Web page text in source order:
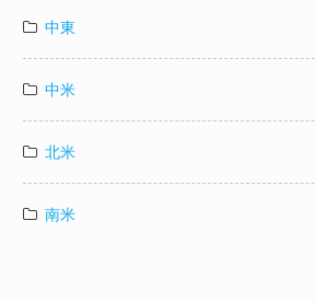
中東
中米
北米
南米